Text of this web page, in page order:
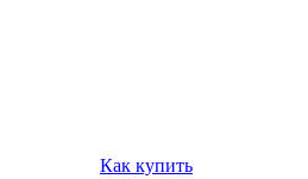
Как купить